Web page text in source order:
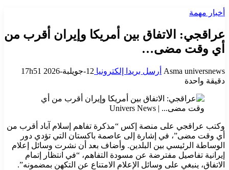
أخبار مهمة
عراقجي: الاتفاق بين أمريكا وإيران أقرب من
أي وقت مضى…
Asma universnews أرسل بريدا إلكترونيا 12-جويلبة-2026 17h51
دقيقة واحدة
وكتب عراقجي على منصة إكس “مذكرة تفاهم إسلام آباد أقرب من
أي وقت مضى”، في إشارة إلى عاصمة باكستان التي تؤدي دور
الوساطة الرئيسي بين البلدين. وأضاف بعد أن نشرت وسائل إعلام
إيرانية تفاصيل مفترضة عن مسودة التفاهم، “في انتظار إتمام
الاتفاق، ينبغي على وسائل الإعلام الامتناع عن التكهن بمضمونه”.